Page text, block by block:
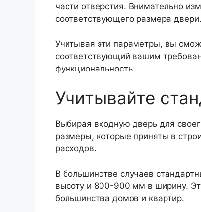
части отверстия. Внимательно
соответствующего размера двери.
Учитывая эти параметры, вы
соответствующий вашим
функциональность.
Учитывайте
Выбирая входную дверь для
размеры, которые приняты в
расходов.
В большинстве случаев
высоту и 800-900 мм в ширину.
большинства домов и квартир.